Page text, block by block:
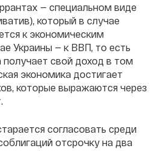
— специальном виде
который в случае
к экономическим
Украины — к ВВП, то есть
получает свой доход в том
экономика достигает
которые выражаются через
согласовать среди
отсрочку на два